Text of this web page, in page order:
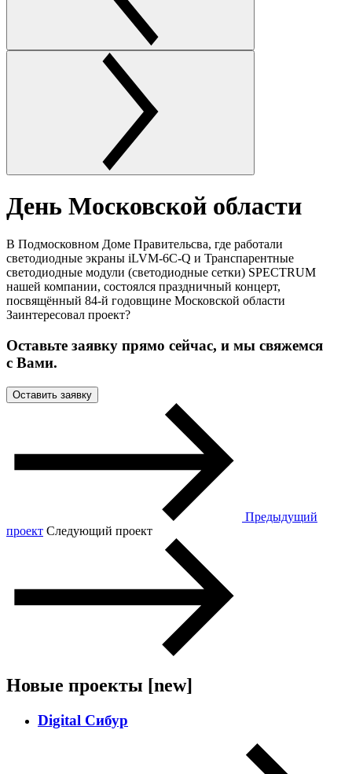
День Московской области
В Подмосковном Доме Правительсва, где работали
светодиодные экраны iLVM-6C-Q и Транспарентные
светодиодные модули (светодиодные сетки) SPECTRUM
нашей компании, состоялся праздничный концерт,
посвящённый 84-й годовщине Московской области
Заинтересовал проект?
Оставьте заявку прямо сейчас, и мы свяжемся
с Вами.
Оставить заявку
Предыдущий
проект Следующий проект
Новые проекты [new]
Digital Сибур